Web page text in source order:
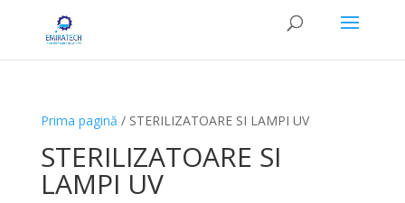
Prima pagină / STERILIZATOARE SI LAMPI UV
STERILIZATOARE SI
LAMPI UV